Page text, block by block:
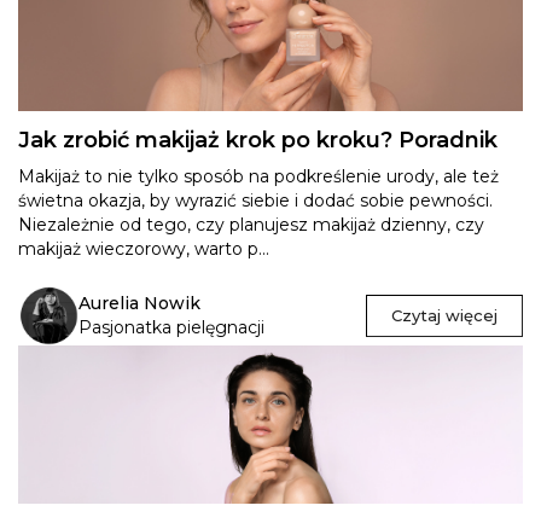
Jak zrobić makijaż krok po kroku? Poradnik
Makijaż to nie tylko sposób na podkreślenie urody, ale też
świetna okazja, by wyrazić siebie i dodać sobie pewności.
Niezależnie od tego, czy planujesz makijaż dzienny, czy
makijaż wieczorowy, warto p...
Aurelia Nowik
Pasjonatka pielęgnacji
Czytaj więcej